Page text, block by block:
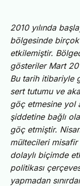
2010 yılında
bölgesinde
etkilemiştir.
gösteriler Mart
Bu tarih itibariyle
sert tutumu ve
göç etmesine yol
şiddetine bağlı
göç etmiştir.
mültecileri misafir
dolaylı biçimde
politikası
yapmadan